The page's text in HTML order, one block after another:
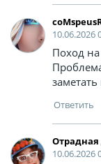
10.06.2026
Поход
10.06.2026